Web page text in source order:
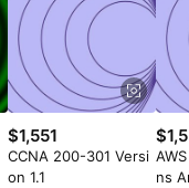
$1,551
CCNA 200-301 Versi
on 1.1
ns